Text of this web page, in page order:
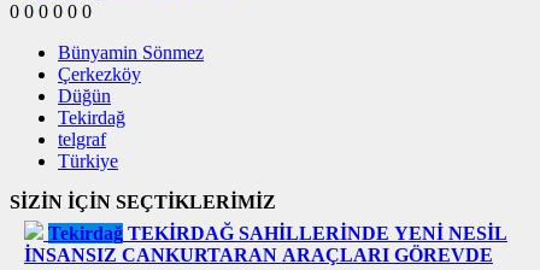
0 0 0 0 0 0
Bünyamin Sönmez
Çerkezköy
Düğün
Tekirdağ
telgraf
Türkiye
SİZİN İÇİN SEÇTİKLERİMİZ
Tekirdağ TEKİRDAĞ SAHİLLERİNDE YENİ NESİL
İNSANSIZ CANKURTARAN ARAÇLARI GÖREVDE